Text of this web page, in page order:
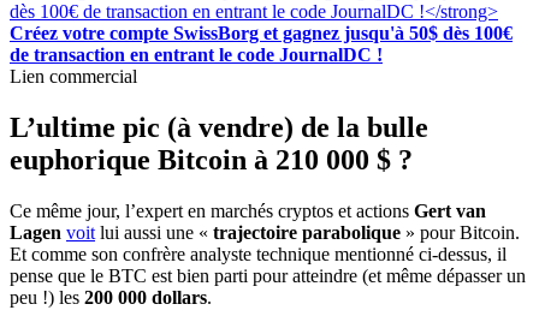
Créez votre compte SwissBorg et gagnez jusqu'à 50$ dès 100€
de transaction en entrant le code JournalDC !
Lien commercial
L’ultime pic (à vendre) de la bulle
euphorique Bitcoin à 210 000 $ ?
Ce même jour, l’expert en marchés cryptos et actions Gert van
Lagen voit lui aussi une « trajectoire parabolique » pour Bitcoin.
Et comme son confrère analyste technique mentionné ci-dessus, il
pense que le BTC est bien parti pour atteindre (et même dépasser un
peu !) les 200 000 dollars.